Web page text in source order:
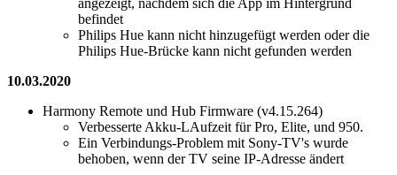
angezeigt, nachdem sich die App im Hintergrund
befindet
Philips Hue kann nicht hinzugefügt werden oder die
Philips Hue-Brücke kann nicht gefunden werden
10.03.2020
Harmony Remote und Hub Firmware (v4.15.264)
Verbesserte Akku-LAufzeit für Pro, Elite, und 950.
Ein Verbindungs-Problem mit Sony-TV's wurde
behoben, wenn der TV seine IP-Adresse ändert